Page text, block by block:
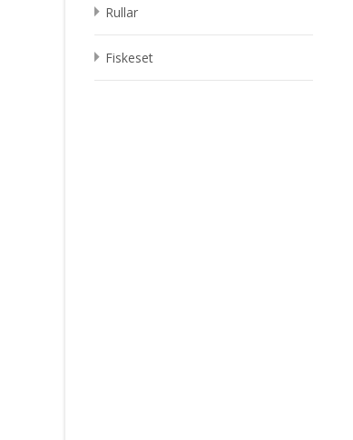
Rullar
Fiskeset